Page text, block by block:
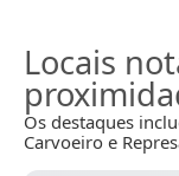
Locais
Os destaques
Carvoeiro e